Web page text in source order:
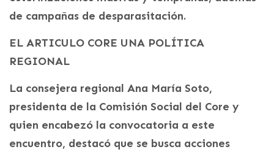
de campañas de desparasitación.
EL ARTICULO CORE UNA POLÍTICA
REGIONAL
La consejera regional Ana María Soto,
presidenta de la Comisión Social del Core y
quien encabezó la convocatoria a este
encuentro, destacó que se busca acciones